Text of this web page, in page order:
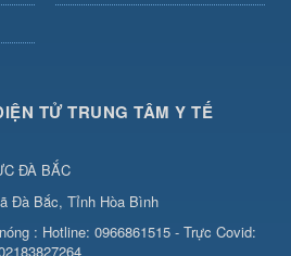
TỬ TRUNG TÂM Y TẾ
ĐÀ BẮC
Đà Bắc, Tỉnh Hòa Bình
: Hotline: 0966861515 - Trực Covid: